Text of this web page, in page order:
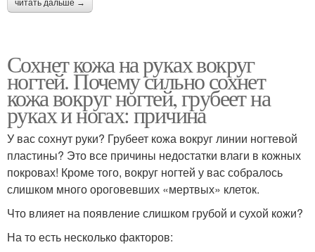
читать дальше →
Сохнет кожа на руках вокруг
ногтей. Почему сильно сохнет
кожа вокруг ногтей, грубеет на
руках и ногах: причина
У вас сохнут руки? Грубеет кожа вокруг линии ногтевой
пластины? Это все причины недостатки влаги в кожных
покровах! Кроме того, вокруг ногтей у вас собралось
слишком много ороговевших «мертвых» клеток.
Что влияет на появление слишком грубой и сухой кожи?
На то есть несколько факторов: